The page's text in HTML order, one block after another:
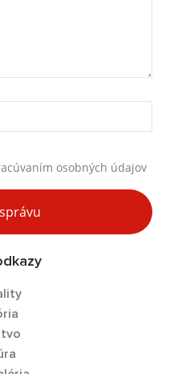
osobných údajov